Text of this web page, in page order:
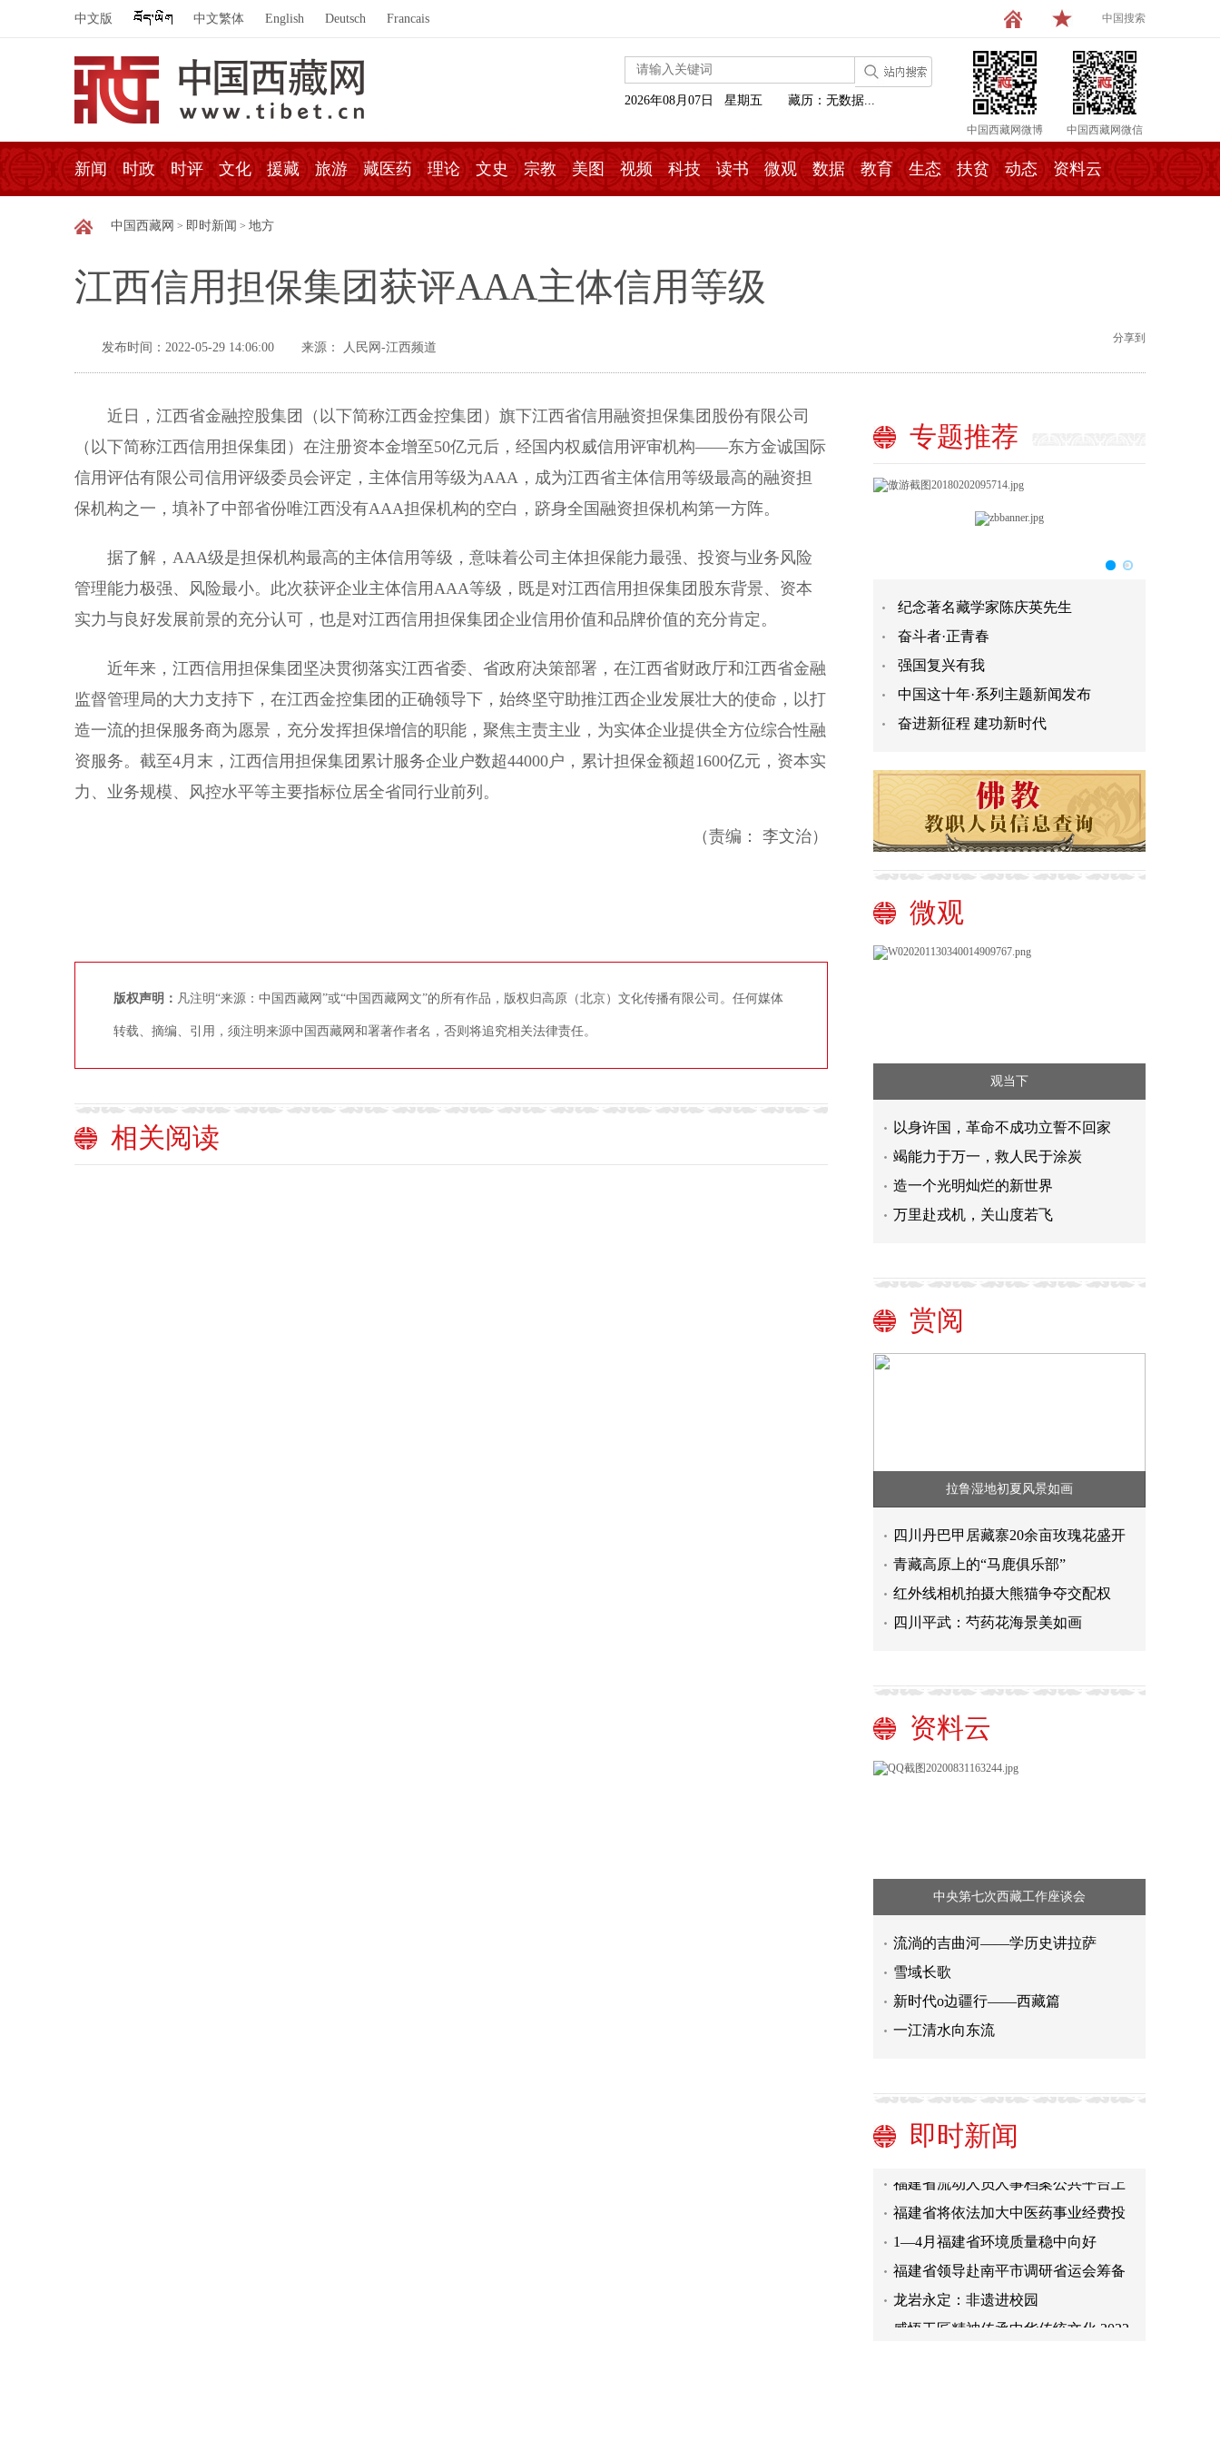
中文版 中文繁体 English Deutsch Francais 中国搜索
中国西藏网微博 中国西藏网微信
2026年08月07日 星期五 藏历：无数据...
新闻 时政 时评 文化 援藏 旅游 藏医药 理论 文史 宗教 美图 视频 科技 读书 微观 数据 教育 生态 扶贫 动态 资料云
中国西藏网 > 即时新闻 > 地方
江西信用担保集团获评AAA主体信用等级
发布时间：2022-05-29 14:06:00 来源： 人民网-江西频道
分享到
近日，江西省金融控股集团（以下简称江西金控集团）旗下江西省信用融资担保集团股份有限公司
（以下简称江西信用担保集团）在注册资本金增至50亿元后，经国内权威信用评审机构——东方金诚国际
信用评估有限公司信用评级委员会评定，主体信用等级为AAA，成为江西省主体信用等级最高的融资担
保机构之一，填补了中部省份唯江西没有AAA担保机构的空白，跻身全国融资担保机构第一方阵。
据了解，AAA级是担保机构最高的主体信用等级，意味着公司主体担保能力最强、投资与业务风险
管理能力极强、风险最小。此次获评企业主体信用AAA等级，既是对江西信用担保集团股东背景、资本
实力与良好发展前景的充分认可，也是对江西信用担保集团企业信用价值和品牌价值的充分肯定。
近年来，江西信用担保集团坚决贯彻落实江西省委、省政府决策部署，在江西省财政厅和江西省金融
监督管理局的大力支持下，在江西金控集团的正确领导下，始终坚守助推江西企业发展壮大的使命，以打
造一流的担保服务商为愿景，充分发挥担保增信的职能，聚焦主责主业，为实体企业提供全方位综合性融
资服务。截至4月末，江西信用担保集团累计服务企业户数超44000户，累计担保金额超1600亿元，资本实
力、业务规模、风控水平等主要指标位居全省同行业前列。
（责编： 李文治）
版权声明： 凡注明“来源：中国西藏网”或“中国西藏网文”的所有作品，版权归高原（北京）文化传播有限公司。任何媒体
转载、摘编、引用，须注明来源中国西藏网和署著作者名，否则将追究相关法律责任。
相关阅读
专题推荐
纪念著名藏学家陈庆英先生
奋斗者·正青春
强国复兴有我
中国这十年·系列主题新闻发布
奋进新征程 建功新时代
微观
观当下
以身许国，革命不成功立誓不回家
竭能力于万一，救人民于涂炭
造一个光明灿烂的新世界
万里赴戎机，关山度若飞
赏阅
拉鲁湿地初夏风景如画
四川丹巴甲居藏寨20余亩玫瑰花盛开
青藏高原上的“马鹿俱乐部”
红外线相机拍摄大熊猫争夺交配权
四川平武：芍药花海景美如画
资料云
中央第七次西藏工作座谈会
流淌的吉曲河——学历史讲拉萨
雪域长歌
新时代o边疆行——西藏篇
一江清水向东流
即时新闻
什么？
福建省文博文旅数字创新平台“元
福建省将依法加大中医药事业经费投
1—4月福建省环境质量稳中向好
福建省领导赴南平市调研省运会筹备
工作
龙岩永定：非遗进校园
感悟工匠精神传承中华传统文化 2022